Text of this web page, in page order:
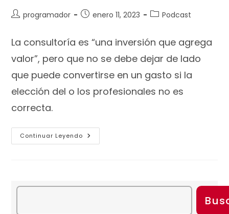
programador enero 11, 2023 Podcast
La consultoría es “una inversión que agrega
valor”, pero que no se debe dejar de lado
que puede convertirse en un gasto si la
elección del o los profesionales no es
correcta.
Continuar Leyendo